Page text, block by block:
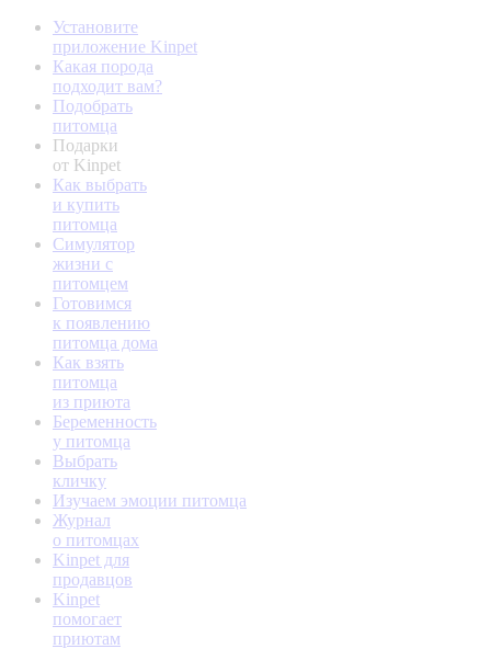
Установите
приложение Kinpet
Какая порода
подходит вам?
Подобрать
питомца
Подарки
от Kinpet
Как выбрать
и купить
питомца
Симулятор
жизни с
питомцем
Готовимся
к появлению
питомца дома
Как взять
питомца
из приюта
Беременность
у питомца
Выбрать
кличку
Изучаем эмоции питомца
Журнал
о питомцах
Kinpet для
продавцов
Kinpet
помогает
приютам